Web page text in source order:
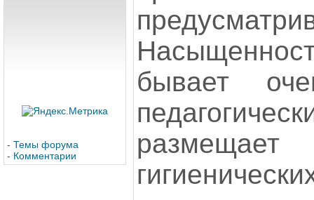
- Темы форума
- Комментарии
бывает